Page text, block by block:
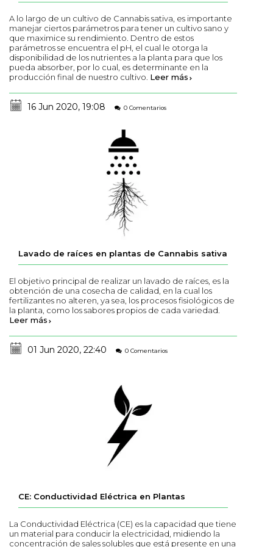
A lo largo de un cultivo de Cannabis sativa, es importante
manejar ciertos parámetros para tener un cultivo sano y
que maximice su rendimiento. Dentro de estos
parámetros se encuentra el pH, el cual le otorga la
disponibilidad de los nutrientes a la planta para que los
pueda absorber, por lo cual, es determinante en la
producción final de nuestro cultivo. Leer más
16 Jun 2020, 19:08 0 Comentarios
Lavado de raíces en plantas de Cannabis sativa
El objetivo principal de realizar un lavado de raíces, es la
obtención de una cosecha de calidad, en la cual los
fertilizantes no alteren, ya sea, los procesos fisiológicos de
la planta, como los sabores propios de cada variedad.
Leer más
01 Jun 2020, 22:40 0 Comentarios
CE: Conductividad Eléctrica en Plantas
La Conductividad Eléctrica (CE) es la capacidad que tiene
un material para conducir la electricidad, midiendo la
concentración de sales solubles que está presente en una